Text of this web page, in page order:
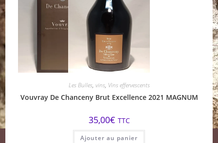
Les Bulles, vins, Vins effervescents
Vouvray De Chanceny Brut Excellence 2021 MAGNUM
35,00€ TTC
Ajouter au panier